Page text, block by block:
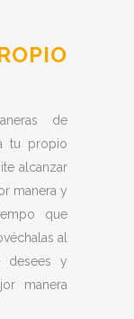
de
tu propio
alcanzar
manera y
que
al
desees y
manera